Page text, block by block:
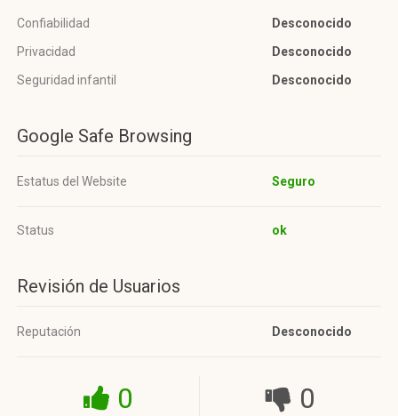
Confiabilidad
Desconocido
Privacidad
Desconocido
Seguridad infantil
Desconocido
Google Safe Browsing
Estatus del Website Seguro
Status ok
Revisión de Usuarios
Reputación Desconocido
0 0